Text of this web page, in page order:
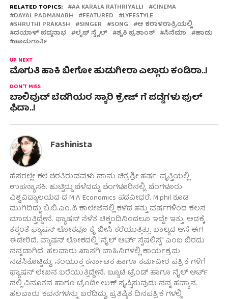
RELATED TOPICS: AA KARALA RATHRIYALLI CINEMA
DAYAL PADMANABH FEATURED LYFESTYLE
SHRUTHI PRAKASH SINGER SONG ಆ ಕರಾಳ‌ರಾತ್ರಿಯಲ್ಲಿ
ದಯಾಳ್ ಪದ್ಮನಾಭ ಲೈಫ್ ಸ್ಟೈಲ್ ಶೃತಿ ಪ್ರಶಾಂತ್ ಸಿನೆಮಾ ಹಾಡು
ಹಾಡುಗಾರ್ತಿ
UP NEXT
ಮೊಗುತಿ ಹಾಕಿ ಬೀಗೋ ಹುಡುಗೀರಾ ಎಲ್ಲಾರು ಕಂಡಿರಾ..!
DON'T MISS
ಬಾಲಿವುಡ್ ಬೆಡಗಿಯರ ಸ್ಯಾರಿ ಕ್ರೇಜ್ ಗೆ ಪಡ್ಡೆಗಳು ಫುಲ್
ಫಿದಾ..!
Fashinista
ಹೆಸರಲ್ಲೇ ಕಲೆ ಬೆರತಿರುವವಳು ನಾನು ಚಿತ್ರಶ್ರೀ ಹರ್ಷ. ವೃತ್ತಿಯಲ್ಲಿ
ಉಪನ್ಯಾಸಕಿ. ಹುಟ್ಟಿದ್ದು ಬೆಳೆದದ್ದು ಬೆಂಗಳೂರಿನಲ್ಲಿ. ಬೆಂಗಳೂರು
ವಿಶ್ವವಿದ್ಯಾಲಯದ ದ M.A Economics ಪದವೀಧರೆ. M.phil ಕೂಡ
ಮುಗಿದಿದ್ದು ಬಿ.ಬಿ.ಎಂ.ಪಿ ಕಾಲೇಜಿನಲ್ಲಿ ಕಳೆದ ಹತ್ತು ವರ್ಷಗಳಿಂದ ಕೆಲಸ
ಮಾಡುತ್ತಿದ್ದೇನೆ. ಫ್ಯಾಷನ್ ಸೆಳೆತ ಚಿಕ್ಕಂದಿನಿಂದಲೂ ಇದ್ದೇ ಇತ್ತು. ಅದಕ್ಕೆ
ತಕ್ಕಂತೆ ಫ್ಯಾಷನ್ ಲೋಕವೂ ಕೈ ಬೀಸಿ ಕರೆಯುತ್ತಿತ್ತು. ಬಾಲ್ಯದ ಆಸೆ ಈಗ
ಈಡೇರಿದೆ. ಫ್ಯಾಷನ್ ಲೋಕದಲ್ಲಿ "ನೈಲ್ ಆರ್ಟ್ ಸ್ಪೆಷಲಿಸ್ಟ" ಎಂಬ ಬಿರದು
ನನ್ನದಾಗಿದೆ. ಹಲವಾರು ಖಾಸಗಿ ವಾಹಿನಿಗಳಲ್ಲಿ ಕಾರ್ಯಕ್ರಮ
ನಡೆಸಿಕೊಟ್ಟಿದ್ದು, ಸಂಯುಕ್ತ ಕರ್ನಾಟಕ ಹಾಗೂ ಕರ್ಮವೀರ ಪತ್ರಿಕೆ ಗಳಿಗೆ
ಫ್ಯಾಷನ್ ಲೇಖನ ಬರೆಯುತ್ತಿದ್ದೇನೆ. ಬ್ಯೂಟಿ ಟ್ರೆಂಡ್ ಹಾಗೂ ನೈಲ್ ಆರ್ಟ್
ನಲ್ಲಿ ವಿನೂತನ ಹಾಗೂ ಟ್ರೆಂಡೀ ಲುಕ್ ಸೃಷ್ಟಿಸುವುದು ನನ್ನ ಹವ್ಯಾಸ.
ಹಲವಾರು ಕವನಗಳನ್ನು ಬರೆದಿದ್ದು, ಪ್ರತಿಷ್ಠಿತ ದಿನಪತ್ರಿಕೆ ಗಳಲ್ಲಿ